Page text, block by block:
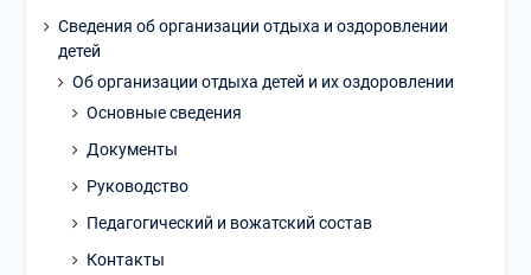
Сведения об организации отдыха и оздоровлении
детей
Об организации отдыха детей и их оздоровлении
Основные сведения
Документы
Руководство
Педагогический и вожатский состав
Контакты